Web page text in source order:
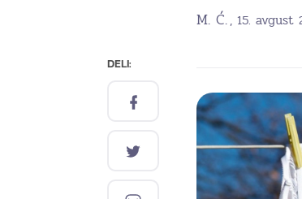
M. Ć., 15. avgust
DELI: